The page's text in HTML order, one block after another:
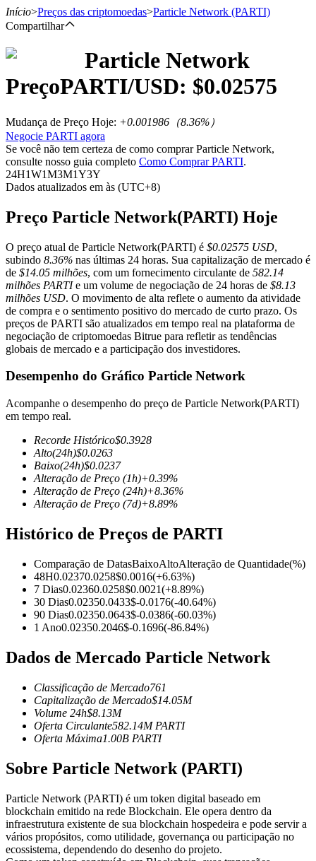
Futuros de USDT
Futuros COIN-M
Futuros de criptomoeda
TradFi
Derivativos de ações, câmbio, metais preciosos e commodities
Futuros de USDC
Futuros usando USDC como garantia
Copiar Trading
Junte-se aos principais traders
Início>Preços das criptomoedas>Particle Network (PARTI)
Compartilhar
Particle Network
PreçoPARTI/USD: $0.02575
Mudança de Preço Hoje: +0.001986 （8.36%）
Negocie PARTI agora
Se você não tem certeza de como comprar Particle Network,
consulte nosso guia completo Como Comprar PARTI.
24H1W1M3M1Y3Y
Dados atualizados em às (UTC+8)
Preço Particle Network(PARTI) Hoje
O preço atual de Particle Network(PARTI) é $0.02575 USD,
subindo 8.36% nas últimas 24 horas. Sua capitalização de mercado é
de $14.05 milhões, com um fornecimento circulante de 582.14
milhões PARTIe um volume de negociação de 24 horas de $8.13
milhões USD. O movimento de alta reflete o aumento da atividade
de compra e o sentimento positivo do mercado de curto prazo. Os
preços de PARTI são atualizados em tempo real na plataforma de
negociação de criptomoedas Bitrue para refletir as tendências
globais de mercado e a participação dos investidores.
Desempenho do Gráfico Particle Network
Acompanhe o desempenho do preço de Particle Network(PARTI)
em tempo real.
Recorde Histórico$0.3928
Alto(24h)$0.0263
Baixo(24h)$0.0237
Alteração de Preço (1h)+0.39%
Alteração de Preço (24h)+8.36%
Alteração de Preço (7d)+8.89%
Histórico de Preços de PARTI
Comparação de DatasBaixoAltoAlteração de Quantidade(%)
48H0.02370.0258$0.0016(+6.63%)
7 Dias0.02360.0258$0.0021(+8.89%)
30 Dias0.02350.0433$-0.0176(-40.64%)
90 Dias0.02350.0643$-0.0386(-60.03%)
1 Ano0.02350.2046$-0.1696(-86.84%)
Dados de Mercado Particle Network
Classificação de Mercado761
Capitalização de Mercado$14.05M
Volume 24h$8.13M
Oferta Circulante582.14M PARTI
Oferta Máxima1.00B PARTI
Sobre Particle Network (PARTI)
Particle Network (PARTI) é um token digital baseado em
blockchain emitido na rede Blockchain. Ele opera dentro da
infraestrutura existente de sua blockchain hospedeira e pode servir a
vários propósitos, como utilidade, governança ou participação no
ecossistema, dependendo do desenho do projeto.